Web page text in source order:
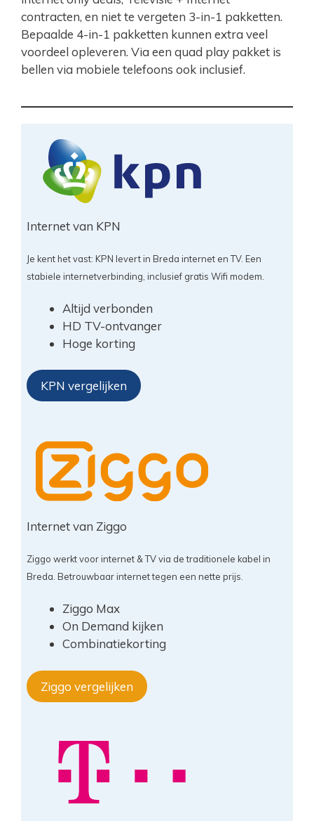
contracten, en niet te vergeten 3-in-1 pakketten.
Bepaalde 4-in-1 pakketten kunnen extra veel
voordeel opleveren. Via een quad play pakket is
bellen via mobiele telefoons ook inclusief.
Internet van KPN
Je kent het vast: KPN levert in Breda internet en TV. Een
stabiele internetverbinding, inclusief gratis Wifi modem.
Altijd verbonden
HD TV-ontvanger
Hoge korting
KPN vergelijken
Internet van Ziggo
Ziggo werkt voor internet & TV via de traditionele kabel in
Breda. Betrouwbaar internet tegen een nette prijs.
Ziggo Max
On Demand kijken
Combinatiekorting
Ziggo vergelijken